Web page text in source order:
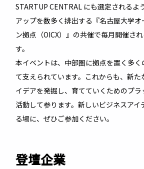
STARTUP CENTRAL にも選定されるよ
アップを数多く排出する『名古屋大学オ
ン拠点（OICX）』の共催で毎月開催さ
す。
本イベントは、中部圏に拠点を置く多く
て支えられています。これからも、新た
イデアを発掘し、育てていくためのプ
活動して参ります。新しいビジネスア
る場に、ぜひご参加ください。
登壇企業